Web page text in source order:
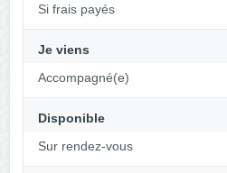
Si frais payés
Je viens
Accompagné(e)
Disponible
Sur rendez-vous